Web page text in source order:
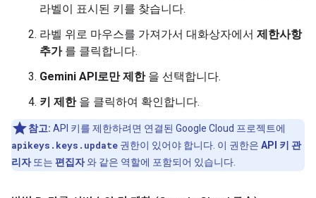
라벨이 표시된 키를 찾습니다.
라벨 위로 마우스를 가져가서 대화상자에서 제한사항
추가를 클릭합니다.
Gemini API로만 제한을 선택합니다.
키 제한을 클릭하여 확인합니다.
참고: API 키를 제한하려면 연결된 Google Cloud 프로젝트에
apikeys.keys.update 권한이 있어야 합니다. 이 권한은 API 키 관
리자또는 편집자와 같은 역할에 포함되어 있습니다.